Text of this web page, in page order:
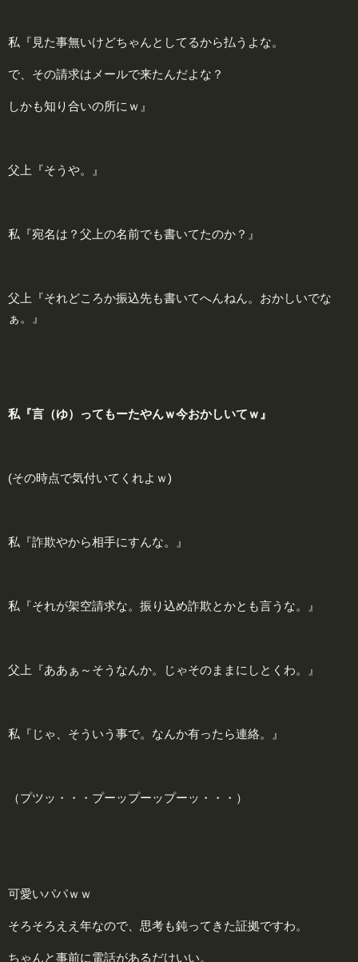
私『見た事無いけどちゃんとしてるから払うよな。
で、その請求はメールで来たんだよな？
しかも知り合いの所にｗ』
父上『そうや。』
私『宛名は？父上の名前でも書いてたのか？』
父上『それどころか振込先も書いてへんねん。おかしいでな
ぁ。』
私『言（ゆ）ってもーたやんｗ今おかしいてｗ 』
(その時点で気付いてくれよｗ)
私『詐欺やから相手にすんな。』
私『それが架空請求な。振り込め詐欺とかとも言うな。』
父上『ああぁ～そうなんか。じゃそのままにしとくわ。』
私『じゃ、そういう事で。なんか有ったら連絡。』
（プツッ・・・プーップーップーッ・・・）
可愛いパパｗｗ
そろそろええ年なので、思考も鈍ってきた証拠ですわ。
ちゃんと事前に電話があるだけいい。